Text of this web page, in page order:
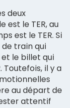
deux
est le TER, au
est le TER. Si
de train qui
et le billet qui
Toutefois, il y a
au départ de
attentif